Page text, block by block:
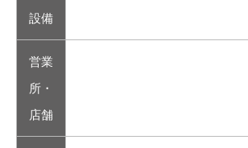
設備
営業
所・
店舗